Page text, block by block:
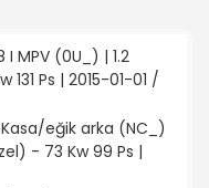
I MPV (0U_) | 1.2
Ps | 2015-01-01 /
Kasa/eğik arka (NC_)
- 73 Kw 99 Ps |